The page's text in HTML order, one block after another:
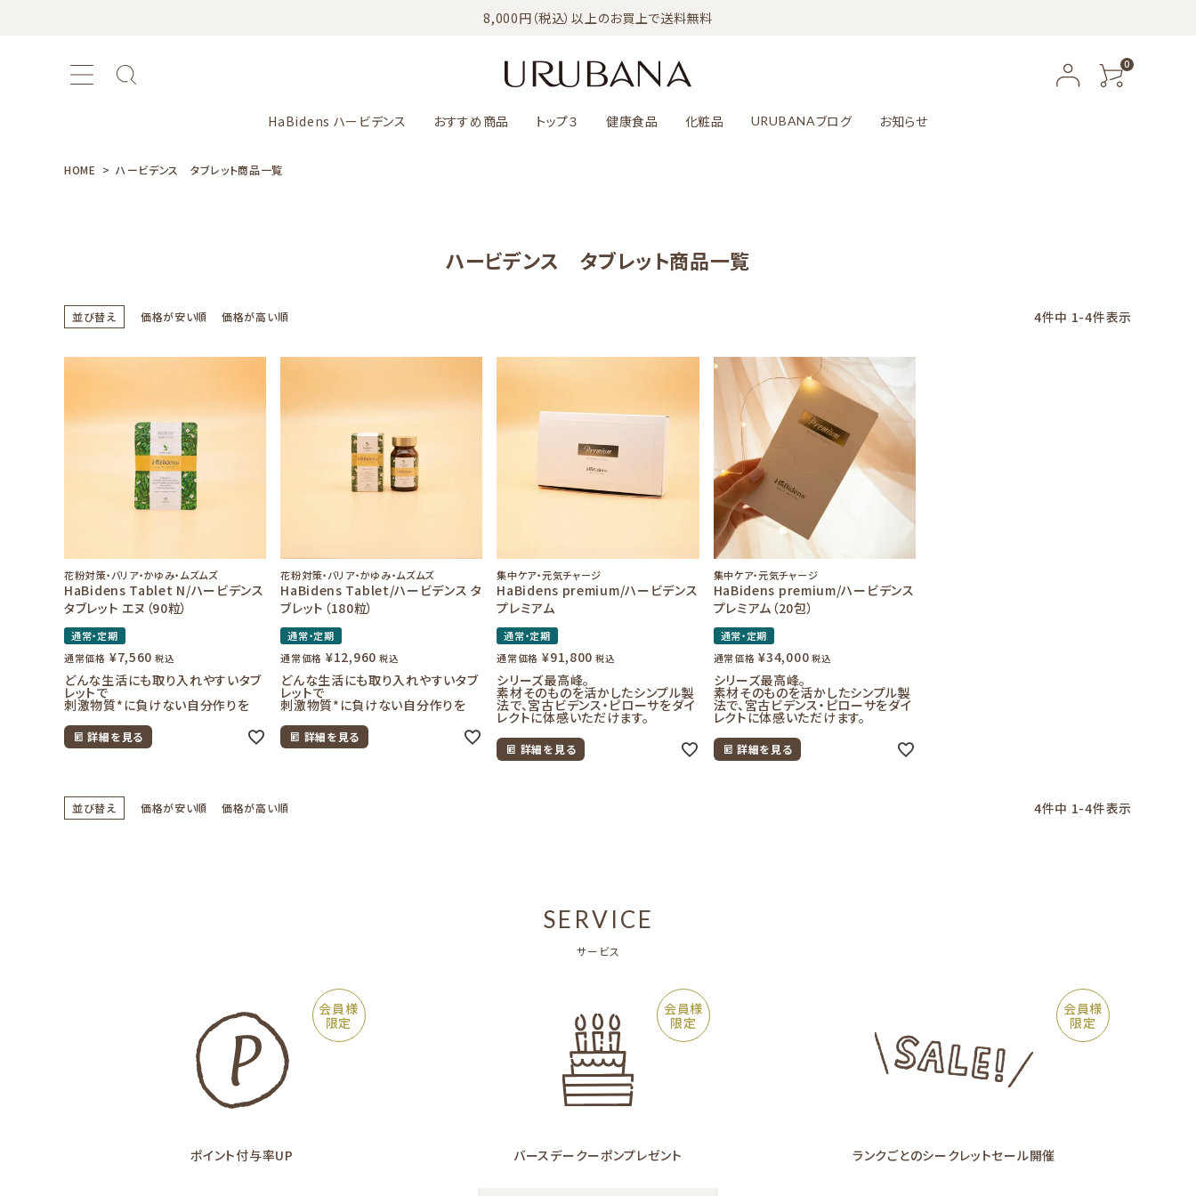
8,000円（税込）以上のお買上で送料無料
0
HaBidens ハービデンス おすすめ商品 トップ３ 健康食品 化粧品 URUBANAブログ お知らせ
カテゴリー
URUBANAブログ
HOME ハービデンス タブレット商品一覧
ハービデンス タブレット商品一覧
並び替え 価格が安い順 価格が高い順 4件中 1-4件表示
花粉対策・バリア・かゆみ・ムズムズ
HaBidens Tablet N/ハービデンス
タブレット エヌ（90粒）
通常・定期
通常価格 ¥7,560 税込
どんな生活にも取り入れやすいタブ
レットで
刺激物質*に負けない自分作りを
詳細を見る
花粉対策・バリア・かゆみ・ムズムズ
HaBidens Tablet/ハービデンス タ
ブレット（180粒）
通常・定期
通常価格 ¥12,960 税込
どんな生活にも取り入れやすいタブ
レットで
刺激物質*に負けない自分作りを
詳細を見る
集中ケア・元気チャージ
HaBidens premium/ハービデンス
プレミアム
通常・定期
通常価格 ¥91,800 税込
シリーズ最高峰。
素材そのものを活かしたシンプル製
法で、宮古ビデンス・ピローサをダイ
レクトに体感いただけます。
詳細を見る
集中ケア・元気チャージ
HaBidens premium/ハービデンス
プレミアム（20包）
通常・定期
通常価格 ¥34,000 税込
シリーズ最高峰。
素材そのものを活かしたシンプル製
法で、宮古ビデンス・ピローサをダイ
レクトに体感いただけます。
詳細を見る
並び替え 価格が安い順 価格が高い順 4件中 1-4件表示
SERVICE
サービス
会員様
限定
ポイント付与率UP
会員様
限定
バースデークーポンプレゼント
会員様
限定
ランクごとのシークレットセール開催